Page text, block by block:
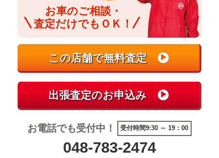
お車のご相談・
査定だけでもＯＫ！
お電話でも受付中！ 受付時間9:30 ～ 19：00
048-783-2474